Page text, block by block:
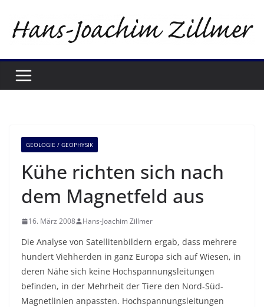
Inhalt
springen
GEOLOGIE / GEOPHYSIK
Kühe richten sich nach
dem Magnetfeld aus
16. März 2008 Hans-Joachim Zillmer
Die Analyse von Satellitenbildern ergab, dass mehrere
hundert Viehherden in ganz Europa sich auf Wiesen, in
deren Nähe sich keine Hochspannungsleitungen
befinden, in der Mehrheit der Tiere den Nord-Süd-
Magnetlinien anpassten. Hochspannungsleitungen